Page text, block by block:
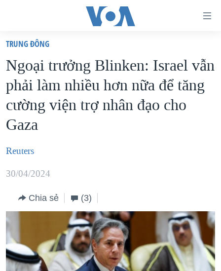
truy
cập
Tới
nội
chính
Tới
hướng
tới
"Tìm"
VIỆT NAM
HOA KỲ
BIỂN ĐÔNG
THẾ GIỚI
MỤC
TỰ DO BÁO CHÍ
VẠCH TRẦN TIN GIẢ
NGƯỜI VIỆT HẢI NGOẠI
ĐỜI SỐNG
KINH TẾ
CHUYÊN ĐỀ
CHIẾN TRANH THƯƠNG MẠI CỦA MỸ: QUÁ KHỨ VÀ HIỆN
HÀNH TRÌNH BẦU CỬ 2024
MỘT NĂM CHIẾN TRANH TẠI DẢI GAZA
HỌC TIẾNG ANH
VIDEO
NGHE
TRUNG ÐÔNG
Ngoại trưởng Blinken: Israel vẫn
phải làm nhiều hơn nữa để tăng
cường viện trợ nhân đạo cho
Gaza
Reuters
30/04/2024
Chia sẻ (3)